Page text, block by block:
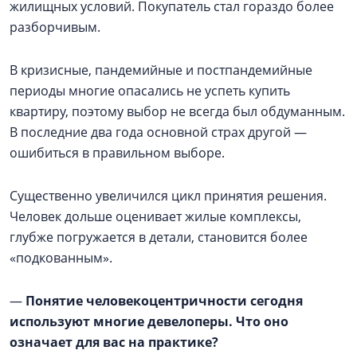
жилищных условий. Покупатель стал гораздо более
разборчивым.
В кризисные, пандемийные и постпандемийные
периоды многие опасались не успеть купить
квартиру, поэтому выбор не всегда был обдуманным.
В последние два года основной страх другой —
ошибиться в правильном выборе.
Существенно увеличился цикл принятия решения.
Человек дольше оценивает жилые комплексы,
глубже погружается в детали, становится более
«подкованным».
— Понятие человекоцентричности сегодня
используют многие девелоперы. Что оно
означает для вас на практике?